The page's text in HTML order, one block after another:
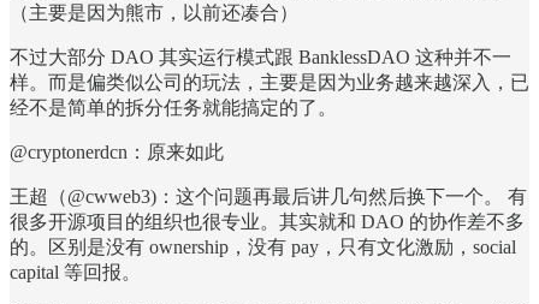
（主要是因为熊市，以前还凑合）
不过大部分 DAO 其实运行模式跟 BanklessDAO 这种并不一
样。而是偏类似公司的玩法，主要是因为业务越来越深入，已
经不是简单的拆分任务就能搞定的了。
@cryptonerdcn：原来如此
王超（@cwweb3)：这个问题再最后讲几句然后换下一个。 有
很多开源项目的组织也很专业。其实就和 DAO 的协作差不多
的。区别是没有 ownership，没有 pay，只有文化激励，social
capital 等回报。